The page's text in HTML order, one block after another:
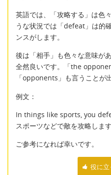
英語では、「攻略する」は色
うな状況では「defeat」は的
ンスがします。
後は「相手」も色々な意味が
全然良いです。「the
「opponents」も言うことが
例文：
In things like sports, you
スポーツなどで敵を攻略します
ご参考になれば幸いです。
役に立